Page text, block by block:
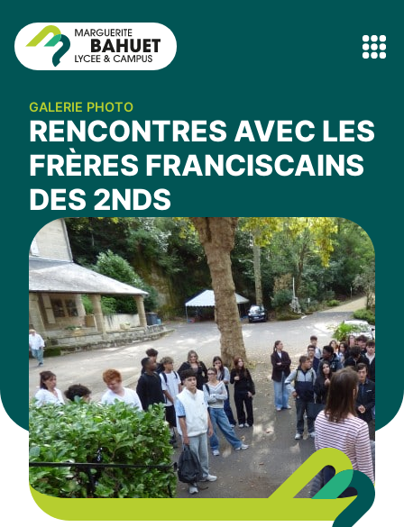
GALERIE PHOTO
RENCONTRES AVEC LES
FRÈRES FRANCISCAINS
DES 2NDS